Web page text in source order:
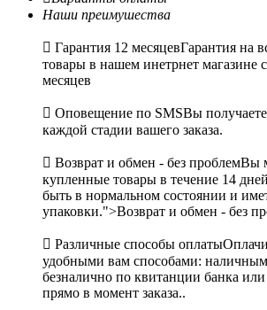
Наши преимушества
 Гарантия 12 месяцевГарантия на
товары в нашем инетрнет магазине
месяцев
 Оповещение по SMSВы
каждой стадии вашего заказа.
 Возврат и обмен - без проблемВы
купленные товары в течение 14
быть в нормальном состоянии и
упаковки.">Возврат и обмен - без
 Различные способы оплаты
удобными вам способами:
безналично по квитанции банка
прямо в момент заказа..